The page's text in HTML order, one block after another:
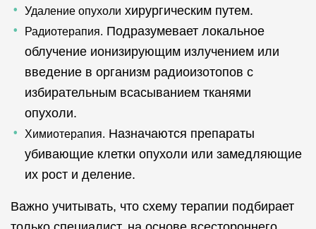
Удаление опухоли хирургическим путем.
Радиотерапия. Подразумевает локальное
облучение ионизирующим излучением или
введение в организм радиоизотопов с
избирательным всасыванием тканями
опухоли.
Химиотерапия. Назначаются препараты
убивающие клетки опухоли или замедляющие
их рост и деление.
Важно учитывать, что схему терапии подбирает